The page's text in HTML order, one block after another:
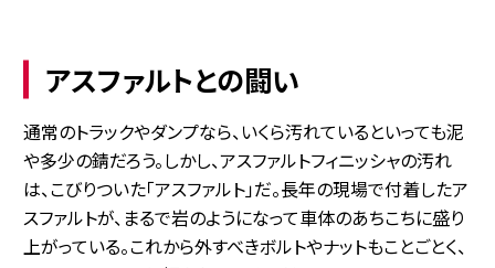
アスファルトとの闘い
通常のトラックやダンプなら、いくら汚れているといっても泥
や多少の錆だろう。しかし、アスファルトフィニッシャの汚れ
は、こびりついた「アスファルト」だ。長年の現場で付着したア
スファルトが、まるで岩のようになって車体のあちこちに盛り
上がっている。これから外すべきボルトやナットもことごとく、